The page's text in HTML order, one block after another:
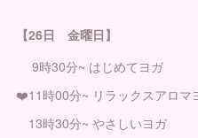
【26日 金曜日】
9時30分~ はじめてヨガ
❤️11時00分~ リラックスアロマ
13時30分~ やさしいヨガ